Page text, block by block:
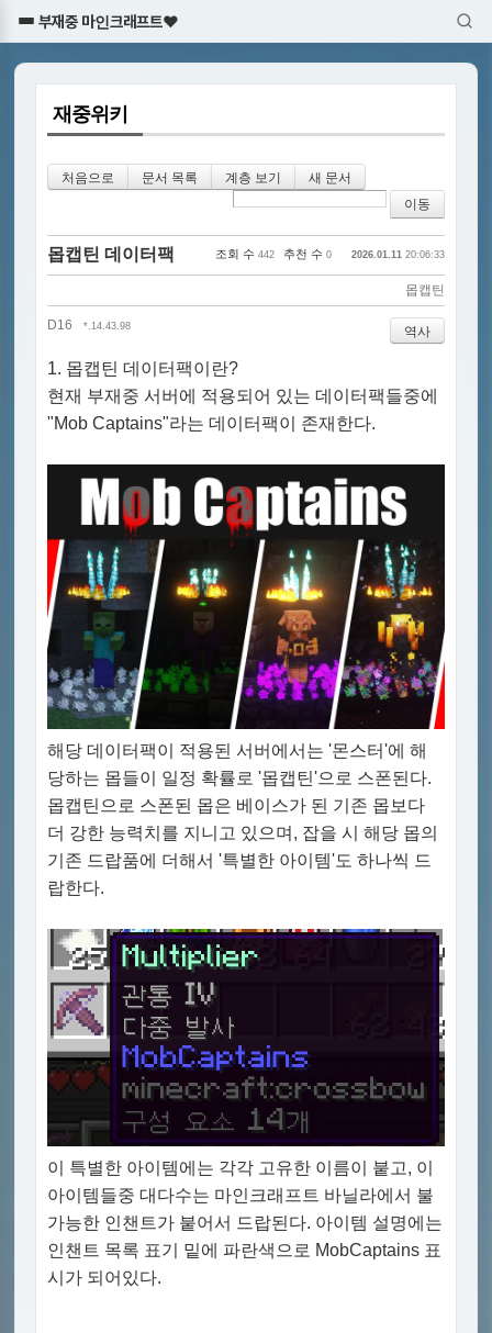
부재중 마인크래프트♥
재중위키
처음으로 문서 목록 계층 보기 새 문서
몹캡틴 데이터팩 조회 수 442 추천 수 0 2026.01.1120:06:33
몹캡틴
D16 *.14.43.98 역사
1. 몹캡틴 데이터팩이란?
현재 부재중 서버에 적용되어 있는 데이터팩들중에
"Mob Captains"라는 데이터팩이 존재한다.
해당 데이터팩이 적용된 서버에서는 '몬스터'에 해
당하는 몹들이 일정 확률로 '몹캡틴'으로 스폰된다.
몹캡틴으로 스폰된 몹은 베이스가 된 기존 몹보다
더 강한 능력치를 지니고 있으며, 잡을 시 해당 몹의
기존 드랍품에 더해서 '특별한 아이템'도 하나씩 드
랍한다.
이 특별한 아이템에는 각각 고유한 이름이 붙고, 이
아이템들중 대다수는 마인크래프트 바닐라에서 불
가능한 인챈트가 붙어서 드랍된다. 아이템 설명에는
인챈트 목록 표기 밑에 파란색으로 MobCaptains 표
시가 되어있다.